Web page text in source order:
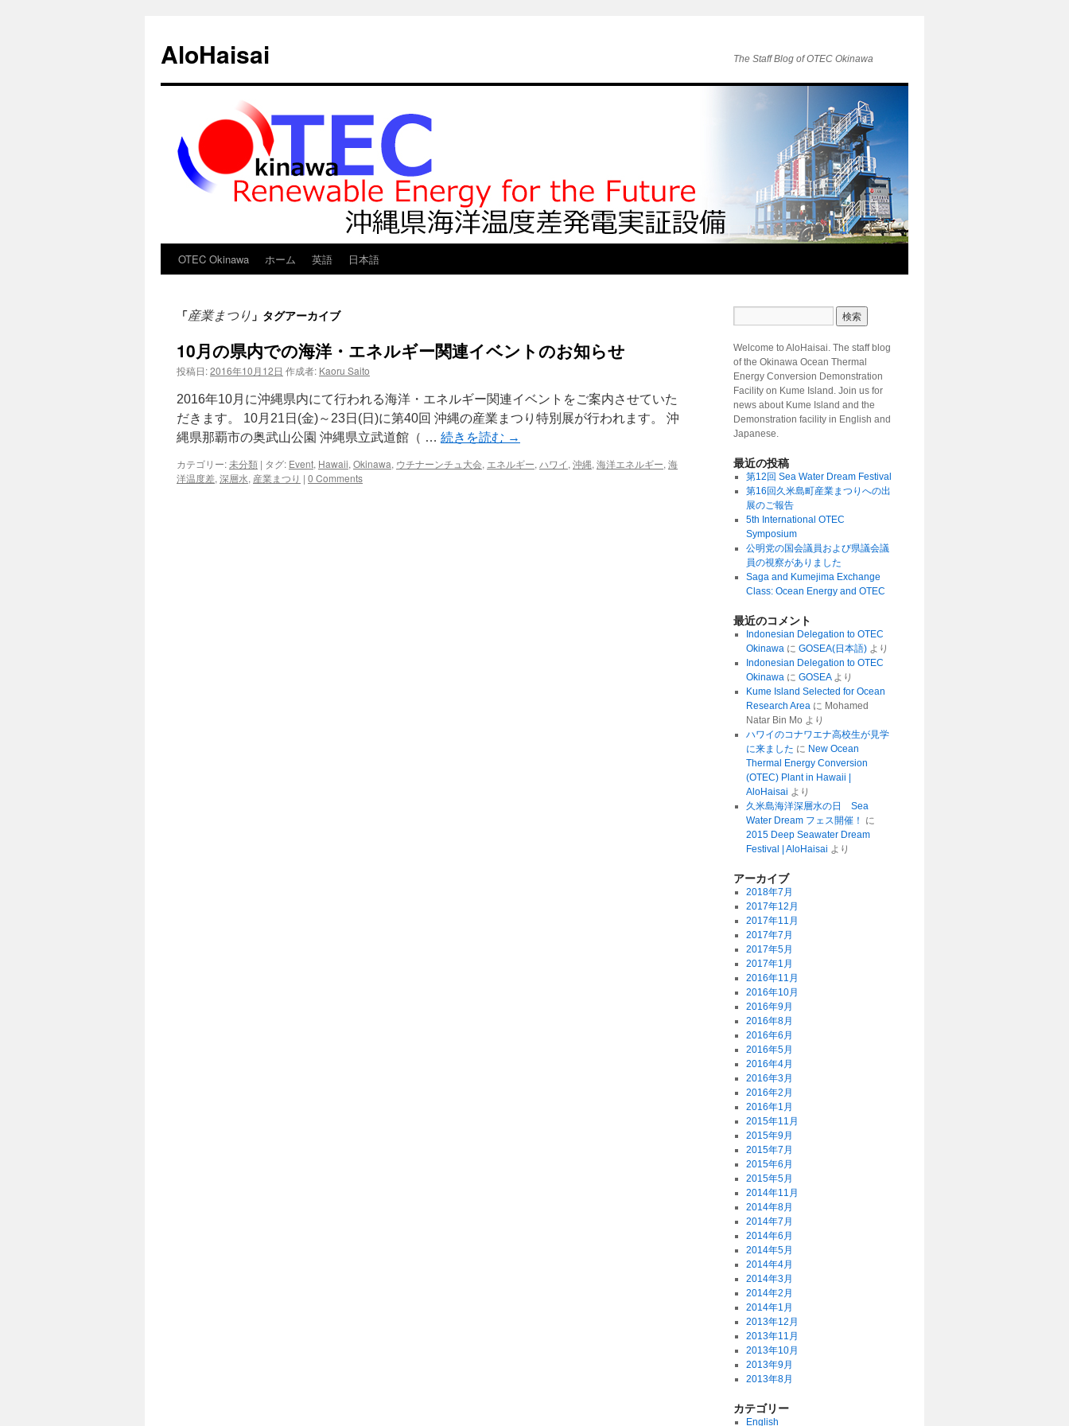
AloHaisai The Staff Blog of OTEC Okinawa
ス
OTEC Okinawa ホーム 英語 日本語
「産業まつり 」タグアーカイブ
10月の県内での海洋・エネルギー関連イベントのお知らせ
投稿日:2016年10月12日 作成者: Kaoru Saito
2016年10月に沖縄県内にて行われる海洋・エネルギー関連イベントをご案内させていた
だきます。 10月21日(金)～23日(日)に第40回 沖縄の産業まつり特別展が行われます。 沖
縄県那覇市の奥武山公園 沖縄県立武道館（ … 続きを読む →
カテゴリー:未分類 | タグ: Event, Hawaii, Okinawa, ウチナーンチュ大会, エネルギー, ハワイ, 沖縄, 海洋エネルギー, 海
洋温度差, 深層水, 産業まつり | 0 Comments
Welcome to AloHaisai. The staff blog
of the Okinawa Ocean Thermal
Energy Conversion Demonstration
Facility on Kume Island. Join us for
news about Kume Island and the
Demonstration facility in English and
Japanese.
最近の投稿
第12回 Sea Water Dream Festival
第16回久米島町産業まつりへの出
展のご報告
5th International OTEC
Symposium
公明党の国会議員および県議会議
員の視察がありました
Saga and Kumejima Exchange
Class: Ocean Energy and OTEC
最近のコメント
Indonesian Delegation to OTEC
Okinawaに GOSEA(日本語)より
Indonesian Delegation to OTEC
Okinawaに GOSEAより
Kume Island Selected for Ocean
Research Areaに Mohamed
Natar Bin Mo より
ハワイのコナワエナ高校生が見学
に来ました に New Ocean
Thermal Energy Conversion
(OTEC) Plant in Hawaii |
AloHaisai より
久米島海洋深層水の日 Sea
Water Dream フェス開催！
に
2015 Deep Seawater Dream
Festival | AloHaisai より
アーカイブ
2018年7月
2017年12月
2017年11月
2017年7月
2017年5月
2017年1月
2016年11月
2016年10月
2016年9月
2016年8月
2016年6月
2016年5月
2016年4月
2016年3月
2016年2月
2016年1月
2015年11月
2015年9月
2015年7月
2015年6月
2015年5月
2014年11月
2014年8月
2014年7月
2014年6月
2014年5月
2014年4月
2014年3月
2014年2月
2014年1月
2013年12月
2013年11月
2013年10月
2013年9月
2013年8月
カテゴリー
English